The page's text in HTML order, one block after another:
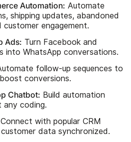
Automation: Automate
shipping updates, abandoned
engagement.
Ads: Turn Facebook and
into WhatsApp conversations.
follow-up sequences to
conversions.
Chatbot: Build automation
coding.
Connect with popular CRM
data synchronized.